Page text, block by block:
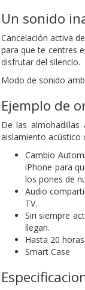
Un sonido
Cancelación activa
para que te centres
disfrutar del silencio.
Modo de sonido
Ejemplo de
De las
aislamiento acústico
Cambio
iPhone para
los pones de
Audio
TV.
Siri siempre
llegan.
Hasta 20
Smart Case